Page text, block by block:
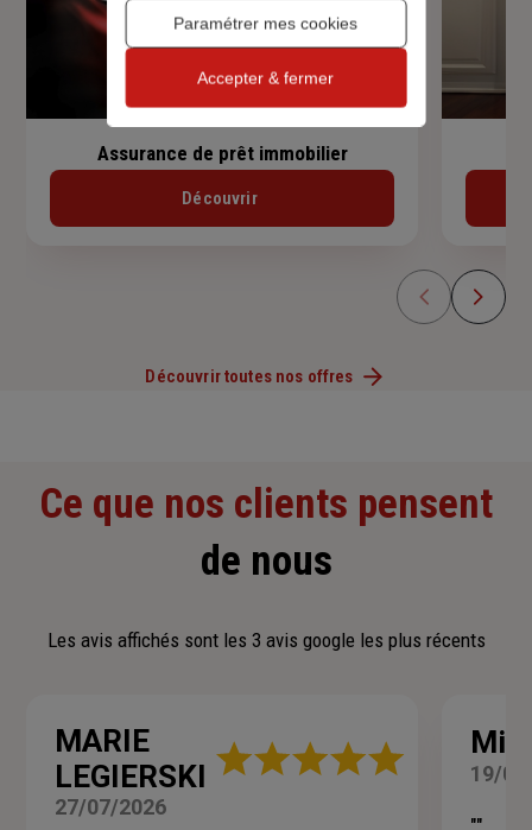
Assurance de prêt immobilier
Découvrir
Découvrir toutes nos offres
Ce que nos clients pensent
de nous
Les avis affichés sont les 3 avis google les plus récents
MARIE
LEGIERSKI
Note
27/07/2026
19/
Paramétrer mes cookies
Accepter & fermer